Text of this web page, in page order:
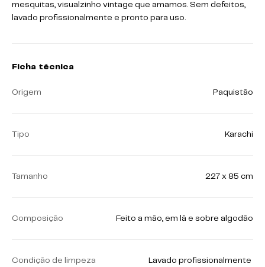
mesquitas, visualzinho vintage que amamos. Sem defeitos,
lavado profissionalmente e pronto para uso.
Ficha técnica
Origem Paquistão
Tipo Karachi
Tamanho 227 x 85 cm
Composição Feito a mão, em lã e sobre algodão
Condição de limpeza Lavado profissionalmente